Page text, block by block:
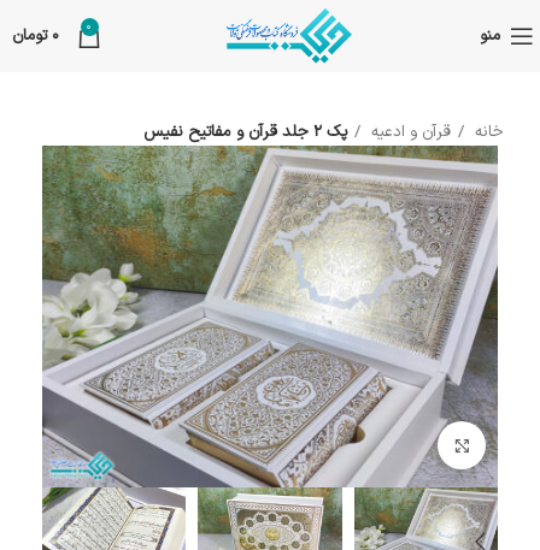
منو 0
0 تومان
خانه قرآن و ادعیه پک 2 جلد قرآن و مفاتیح نفیس
بزرگنمایی تصویر